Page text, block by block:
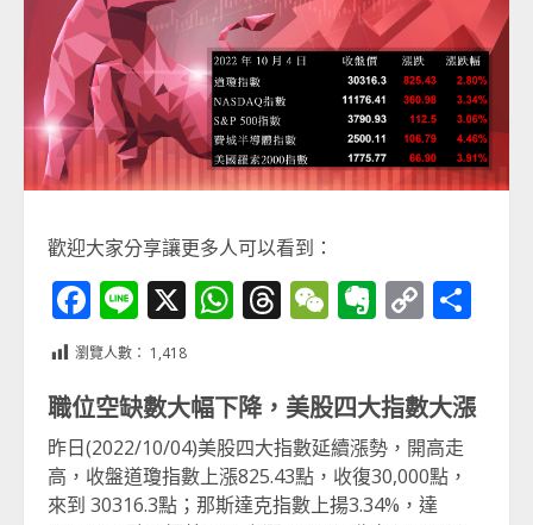
歡迎大家分享讓更多人可以看到：
Facebook
Line
X WhatsApp
Threads
WeChat
Evernote
Copy
瀏覽人數： 1,418
職位空缺數大幅下降，美股四大指數大漲
昨日(2022/10/04)美股四大指數延續漲勢，開高走
高，收盤道瓊指數上漲825.43點，收復30,000點，
來到 30316.3點；那斯達克指數上揚3.34%，達